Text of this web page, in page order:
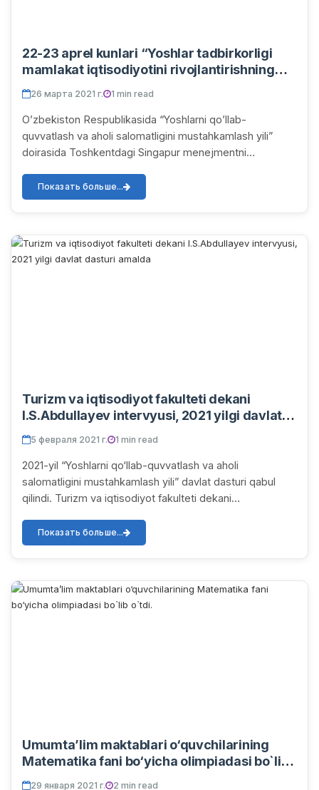
22-23 aprel kunlari “Yoshlar tadbirkorligi
mamlakat iqtisodiyotini rivojlantirishning
asosiy omili” mavzusida xalqaro ilmiy-
amaliy konferensiya
26 марта 2021 г. 1 min read
Oʼzbekiston Respublikasida “Yoshlarni qoʼllab-
quvvatlash va aholi salomatligini mustahkamlash yili”
doirasida Toshkentdagi Singapur menejmentni
vak...Показать больше...
Turizm va iqtisodiyot fakulteti dekani
I.S.Abdullayev intervyusi, 2021 yilgi davlat
dasturi amalda
5 февраля 2021 г. 1 min read
2021-yil “Yoshlarni qo‘llab-quvvatlash va aholi
salomatligini mustahkamlash yili” davlat dasturi qabul
qilindi. Turizm va iqtisodiyot fakulteti dekani
Показать больше...
Umumta’lim maktablari o‘quvchilarining
Matematika fani bo‘yicha olimpiadasi bo`lib
o`tdi.
29 января 2021 г. 2 min read